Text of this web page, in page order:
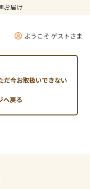
お届け
ようこそ ゲストさま
だ今お取扱いできない
へ戻る